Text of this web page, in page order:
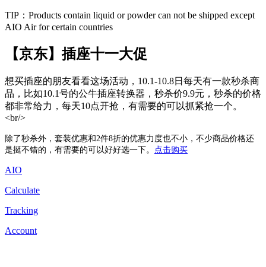
TIP：Products contain liquid or powder can not be shipped except
AIO Air for certain countries
【京东】插座十一大促
想买插座的朋友看看这场活动，10.1-10.8日每天有一款秒杀商
品，比如10.1号的公牛插座转换器，秒杀价9.9元，秒杀的价格
都非常给力，每天10点开抢，有需要的可以抓紧抢一个。
<br/>
除了秒杀外，套装优惠和2件8折的优惠力度也不小，不少商品价格还
是挺不错的，有需要的可以好好选一下。
点击购买
AIO
Calculate
Tracking
Account